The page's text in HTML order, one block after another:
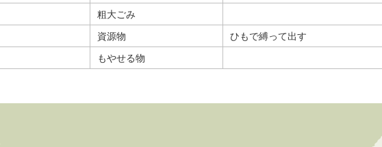
粗大ごみ
資源物
ひもで縛って出す
もやせる物